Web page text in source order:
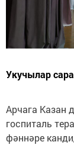
Укучылар
Арчага Казан
госпиталь
фәннәре